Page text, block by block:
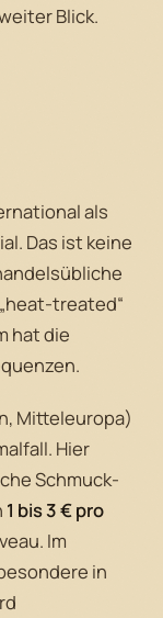
Blick.
als
Das ist keine
treated“
hat die
Mitteleuropa)
Hier
Schmuck-
1 bis 3 € pro
Im
in